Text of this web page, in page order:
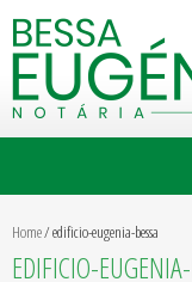
Home/edificio-eugenia-bessa
EDIFICIO-